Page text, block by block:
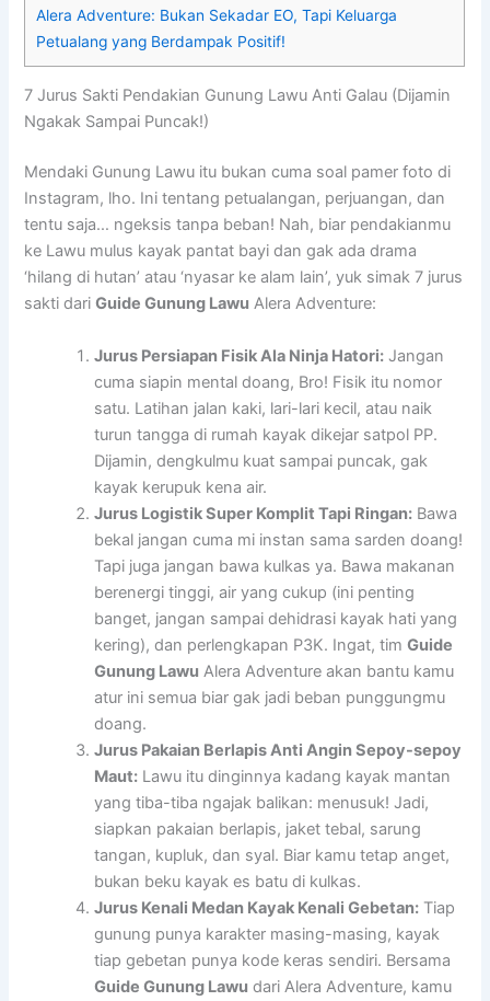
Alera Adventure: Bukan Sekadar EO, Tapi Keluarga
Petualang yang Berdampak Positif!
7 Jurus Sakti Pendakian Gunung Lawu Anti Galau (Dijamin
Ngakak Sampai Puncak!)
Mendaki Gunung Lawu itu bukan cuma soal pamer foto di
Instagram, lho. Ini tentang petualangan, perjuangan, dan
tentu saja… ngeksis tanpa beban! Nah, biar pendakianmu
ke Lawu mulus kayak pantat bayi dan gak ada drama
‘hilang di hutan’ atau ‘nyasar ke alam lain’, yuk simak 7 jurus
sakti dariGuide Gunung Lawu Alera Adventure:
Jurus Persiapan Fisik Ala Ninja Hatori: Jangan
cuma siapin mental doang, Bro! Fisik itu nomor
satu. Latihan jalan kaki, lari-lari kecil, atau naik
turun tangga di rumah kayak dikejar satpol PP.
Dijamin, dengkulmu kuat sampai puncak, gak
kayak kerupuk kena air.
Jurus Logistik Super Komplit Tapi Ringan: Bawa
bekal jangan cuma mi instan sama sarden doang!
Tapi juga jangan bawa kulkas ya. Bawa makanan
berenergi tinggi, air yang cukup (ini penting
banget, jangan sampai dehidrasi kayak hati yang
kering), dan perlengkapan P3K. Ingat, timGuide
Gunung Lawu Alera Adventure akan bantu kamu
atur ini semua biar gak jadi beban punggungmu
doang.
Jurus Pakaian Berlapis Anti Angin Sepoy-sepoy
Maut: Lawu itu dinginnya kadang kayak mantan
yang tiba-tiba ngajak balikan: menusuk! Jadi,
siapkan pakaian berlapis, jaket tebal, sarung
tangan, kupluk, dan syal. Biar kamu tetap anget,
bukan beku kayak es batu di kulkas.
Jurus Kenali Medan Kayak Kenali Gebetan: Tiap
gunung punya karakter masing-masing, kayak
tiap gebetan punya kode keras sendiri. Bersama
Guide Gunung Lawu dari Alera Adventure, kamu